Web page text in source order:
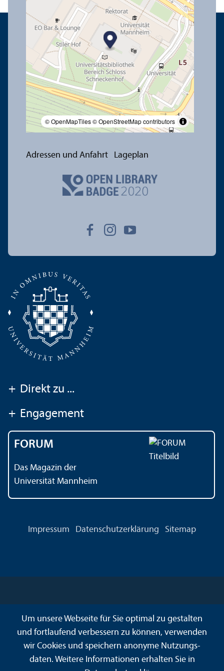
© OpenMapTiles© OpenStreetMap contributors
Adressen und Anfahrt Lageplan
+ Direkt zu ...
+ Engagement
FORUM
Das Magazin der
Universität Mannheim
Impressum Datenschutz­erklärung Sitemap
Um unsere Webseite für Sie optimal zu gestalten
und fortlaufend verbessern zu können, verwenden
wir Cookies und speichern anonyme Nutzungs­
daten. Weitere Informationen erhalten Sie in